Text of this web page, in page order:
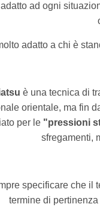
ad ogni
adatto a chi è
è una tecnica di
orientale, ma fin
per le "pressioni
sfregamenti,
specificare che il
termine di